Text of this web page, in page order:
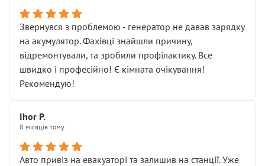
послуга. Тим більше, я був поруч і жодної реальної
діагностики ходової не проводилось. Після
зауваження гроші за цю “послугу” повернули, що
лише підтвердило мою правоту.
Але головне — я виїжджаю з боксу, і скрип у гальмах
залишився таким самим, як і був. Тобто оплачена
Далі ситуація тільки погіршилась:
• сказали, що тепер “потрібно знімати колеса”
• що біля авто стояти вже не можна
• почали озвучувати купу додаткових робіт без
Звернувся з проблемою - генератор не давав зарядку
на акумулятор. Фахівці знайшли причину,
відремонтували, та зробили профілактику. Все
швидко і професійно! Є кімната очікування!
Рекомендую!
Ihor P.
8 місяців тому
Авто привіз на евакуаторі та залишив на станції. Уже